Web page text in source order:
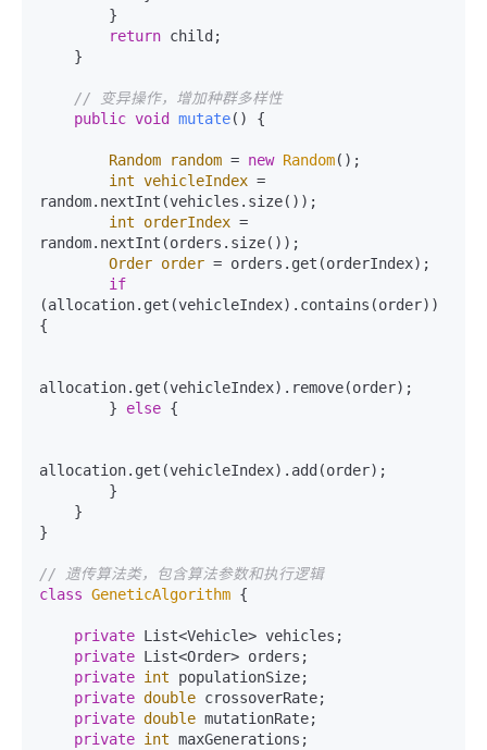
return child;
// 变异操作，增加种群多样性
public void mutate() {
Random random = new Random();
int vehicleIndex =
random.nextInt(vehicles.size());
int
orderIndex =
random.nextInt(orders.size());
Order order = orders.get(orderIndex);
if
(allocation.get(vehicleIndex).contains(order))
{
allocation.get(vehicleIndex).remove(order);
        }
else {
allocation.get(vehicleIndex).add(order);
}
// 遗传算法类，包含算法参数和执行逻辑
class GeneticAlgorithm {
private List<Vehicle> vehicles;
private List<Order> orders;
private int populationSize;
private double crossoverRate;
private double mutationRate;
private int maxGenerations;